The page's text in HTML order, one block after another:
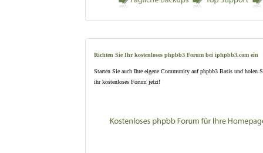
Richten Sie Ihr kostenloses phpbb3 Forum bei iphpbb3.com ein
Starten Sie auch Ihre eigene Community auf phpbb3 Basis und holen
ihr kostenloses Forum jetzt!